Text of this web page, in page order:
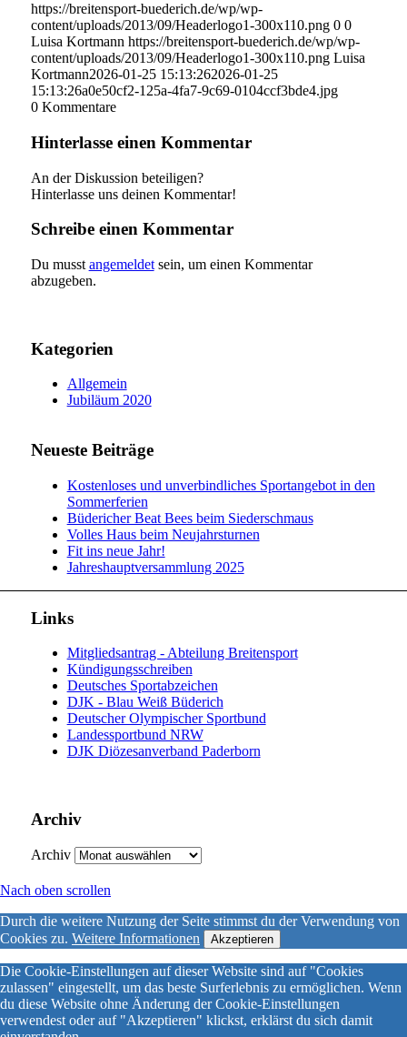
https://breitensport-buederich.de/wp/wp-
content/uploads/2013/09/Headerlogo1-300x110.png 0 0
Luisa Kortmann https://breitensport-buederich.de/wp/wp-
content/uploads/2013/09/Headerlogo1-300x110.png Luisa
Kortmann2026-01-25 15:13:262026-01-25
15:13:26a0e50cf2-125a-4fa7-9c69-0104ccf3bde4.jpg
0 Kommentare
Hinterlasse einen Kommentar
An der Diskussion beteiligen?
Hinterlasse uns deinen Kommentar!
Schreibe einen Kommentar
Du musst angemeldetsein, um einen Kommentar
abzugeben.
Kategorien
Allgemein
Jubiläum 2020
Neueste Beiträge
Kostenloses und unverbindliches Sportangebot in den
Sommerferien
Büdericher Beat Bees beim Siederschmaus
Volles Haus beim Neujahrsturnen
Fit ins neue Jahr!
Jahreshauptversammlung 2025
Links
Mitgliedsantrag - Abteilung Breitensport
Kündigungsschreiben
Deutsches Sportabzeichen
DJK - Blau Weiß Büderich
Deutscher Olympischer Sportbund
Landessportbund NRW
DJK Diözesanverband Paderborn
Archiv
Archiv
Nach oben scrollen
Durch die weitere Nutzung der Seite stimmst du der Verwendung von
Cookies zu. Weitere Informationen Akzeptieren
Die Cookie-Einstellungen auf dieser Website sind auf "Cookies
zulassen" eingestellt, um das beste Surferlebnis zu ermöglichen. Wenn
du diese Website ohne Änderung der Cookie-Einstellungen
verwendest oder auf "Akzeptieren" klickst, erklärst du sich damit